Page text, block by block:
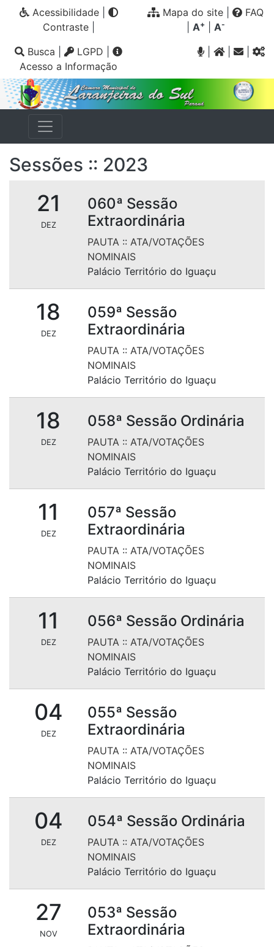
Acessibilidade|
Contraste|
Mapa do site
FAQ
A+ A-
Busca LGPD
Acesso a Informação
|
Sessões :: 2023
21
DEZ
060ª Sessão
Extraordinária
PAUTA :: ATA/VOTAÇÕES
NOMINAIS
Palácio Território do Iguaçu
18
DEZ
059ª Sessão
Extraordinária
PAUTA :: ATA/VOTAÇÕES
NOMINAIS
Palácio Território do Iguaçu
18
DEZ
058ª Sessão Ordinária
PAUTA :: ATA/VOTAÇÕES
NOMINAIS
Palácio Território do Iguaçu
11
DEZ
057ª Sessão
Extraordinária
PAUTA :: ATA/VOTAÇÕES
NOMINAIS
Palácio Território do Iguaçu
11
DEZ
056ª Sessão Ordinária
PAUTA :: ATA/VOTAÇÕES
NOMINAIS
Palácio Território do Iguaçu
04
DEZ
055ª Sessão
Extraordinária
PAUTA :: ATA/VOTAÇÕES
NOMINAIS
Palácio Território do Iguaçu
04
DEZ
054ª Sessão Ordinária
PAUTA :: ATA/VOTAÇÕES
NOMINAIS
Palácio Território do Iguaçu
27
NOV
053ª Sessão
Extraordinária